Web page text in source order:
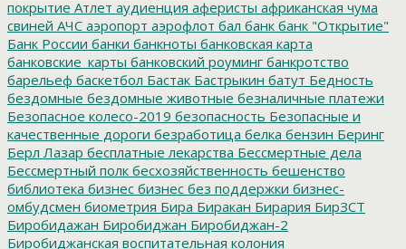
покрытие Атлет аудиенция аферисты африканская чума
свиней АЧС аэропорт аэрофлот бал банк банк "Открытие"
Банк России банки банкноты банковская карта
банковские_карты банковский роуминг банкротство
барельеф баскетбол Бастак Бастрыкин батут Бедность
бездомные бездомные животные безналичные платежи
Безопасное колесо-2019 безопасность Безопасные и
качественные дороги безработица белка бензин Беринг
Берл Лазар бесплатные лекарства Бессмертные дела
Бессмертный полк бесхозяйственность бешенство
библиотека бизнес бизнес без поддержки бизнес-
омбудсмен биометрия Бира Биракан Бирария БирЗСТ
Биробидажан Биробиджан Биробиджан-2
Биробиджанская воспитательная колония